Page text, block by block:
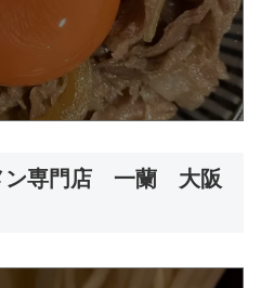
ン専門店 一蘭 大阪